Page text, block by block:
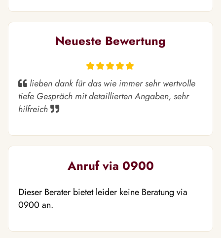
Neueste Bewertung
lieben dank für das wie immer sehr wertvolle
tiefe Gespräch mit detaillierten Angaben, sehr
hilfreich
Anruf via 0900
Dieser Berater bietet leider keine Beratung via
0900 an.